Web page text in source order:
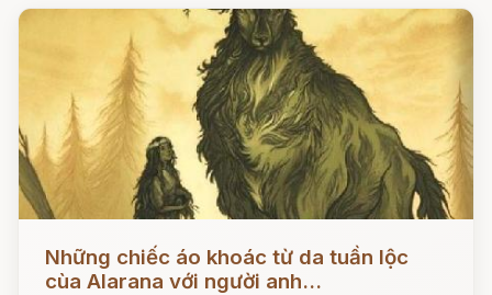
Những chiếc áo khoác từ da tuần lộc
cùa Alarana với người anh...